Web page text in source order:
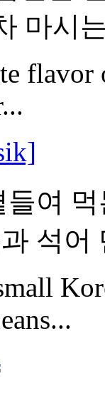
마시
flavor
여
석어